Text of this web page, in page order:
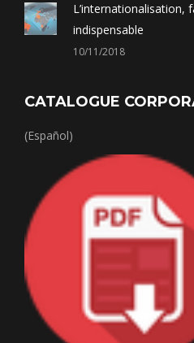
L’internationalisation,
indispensable
10/11/2018
CATALOGUE
(Español)